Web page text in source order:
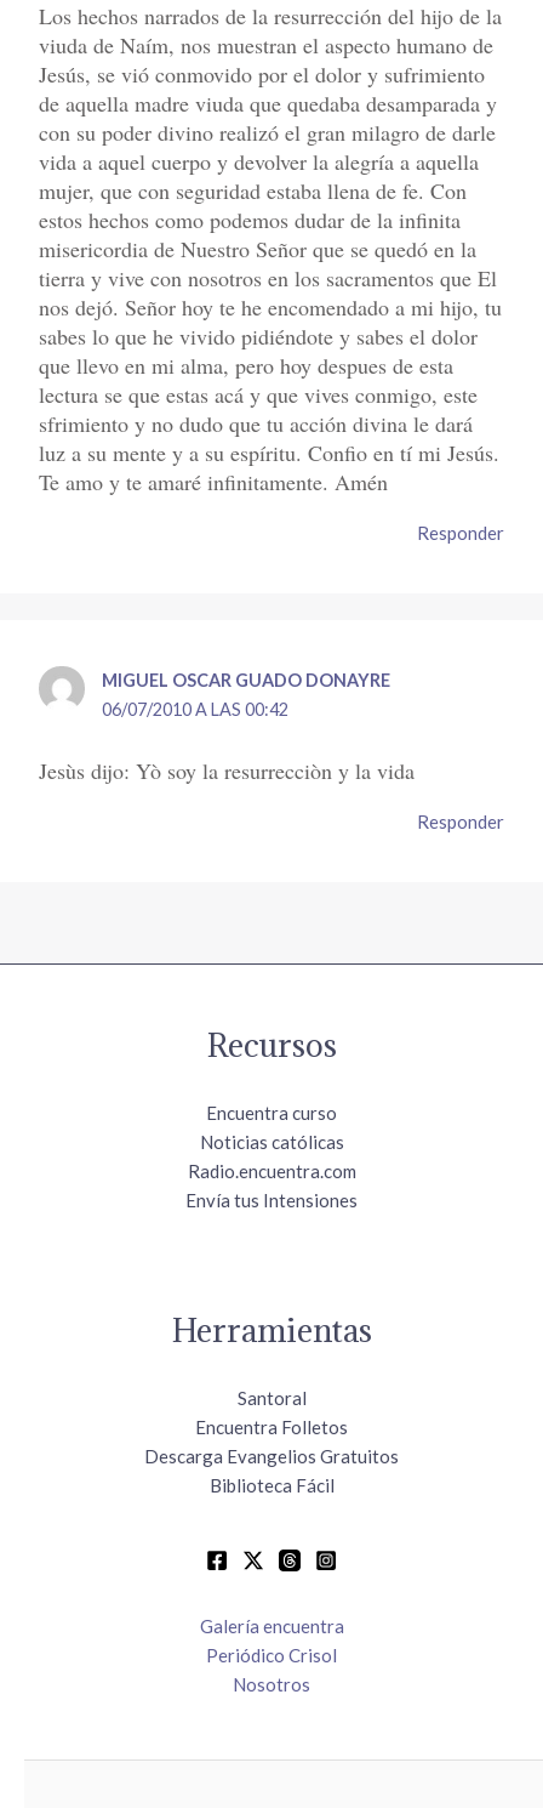
Los hechos narrados de la resurrección del hijo de la
viuda de Naím, nos muestran el aspecto humano de
Jesús, se vió conmovido por el dolor y sufrimiento
de aquella madre viuda que quedaba desamparada y
con su poder divino realizó el gran milagro de darle
vida a aquel cuerpo y devolver la alegría a aquella
mujer, que con seguridad estaba llena de fe. Con
estos hechos como podemos dudar de la infinita
misericordia de Nuestro Señor que se quedó en la
tierra y vive con nosotros en los sacramentos que El
nos dejó. Señor hoy te he encomendado a mi hijo, tu
sabes lo que he vivido pidiéndote y sabes el dolor
que llevo en mi alma, pero hoy despues de esta
lectura se que estas acá y que vives conmigo, este
sfrimiento y no dudo que tu acción divina le dará
luz a su mente y a su espíritu. Confio en tí mi Jesús.
Te amo y te amaré infinitamente. Amén
Responder
MIGUEL OSCAR GUADO DONAYRE
06/07/2010 A LAS 00:42
Jesùs dijo: Yò soy la resurrecciòn y la vida
Responder
Recursos
Encuentra curso
Noticias católicas
Radio.encuentra.com
Envía tus Intensiones
Herramientas
Santoral
Encuentra Folletos
Descarga Evangelios Gratuitos
Biblioteca Fácil
Galería encuentra
Periódico Crisol
Nosotros